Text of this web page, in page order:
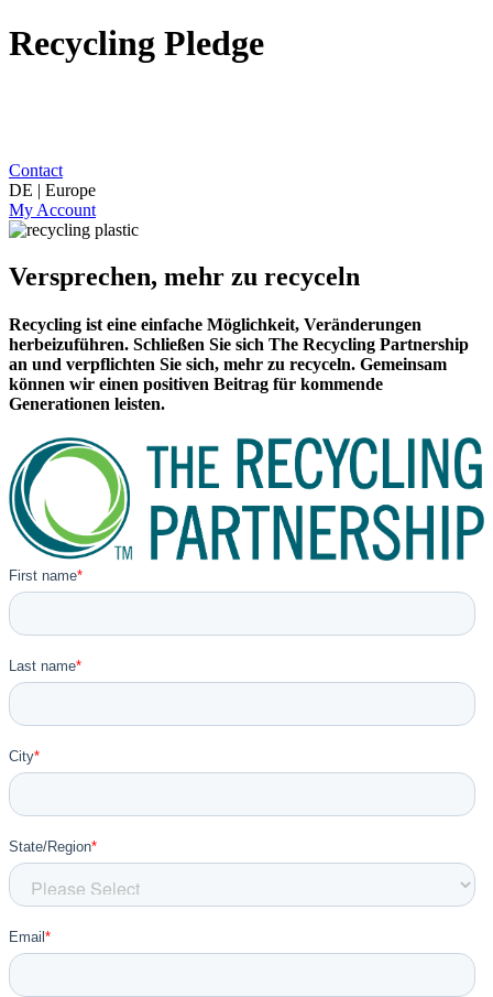
Recycling Pledge
Contact
DE | Europe
My Account
Versprechen, mehr zu recyceln
Recycling ist eine einfache Möglichkeit, Veränderungen
herbeizuführen. Schließen Sie sich The Recycling Partnership
an und verpflichten Sie sich, mehr zu recyceln. Gemeinsam
können wir einen positiven Beitrag für kommende
Generationen leisten.